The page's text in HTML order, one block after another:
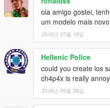
ola amigo gostei,
um modelo mais
2016년 07월 19일
Hellenic Police
could you create los
ch4p4x is really
2016년 09월 06일